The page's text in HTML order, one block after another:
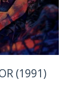
(1991)